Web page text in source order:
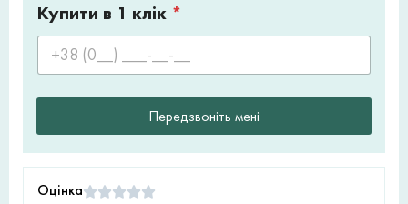
Купити в 1 клік *
Передзвоніть мені
Оцінка